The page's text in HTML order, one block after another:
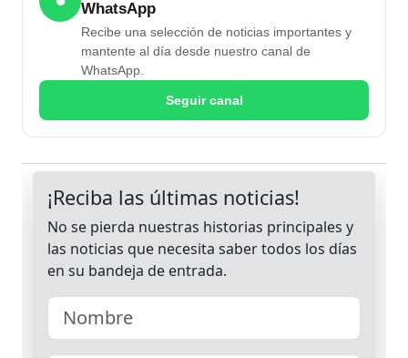
WhatsApp
Recibe una selección de noticias importantes y
mantente al día desde nuestro canal de
WhatsApp.
Seguir canal